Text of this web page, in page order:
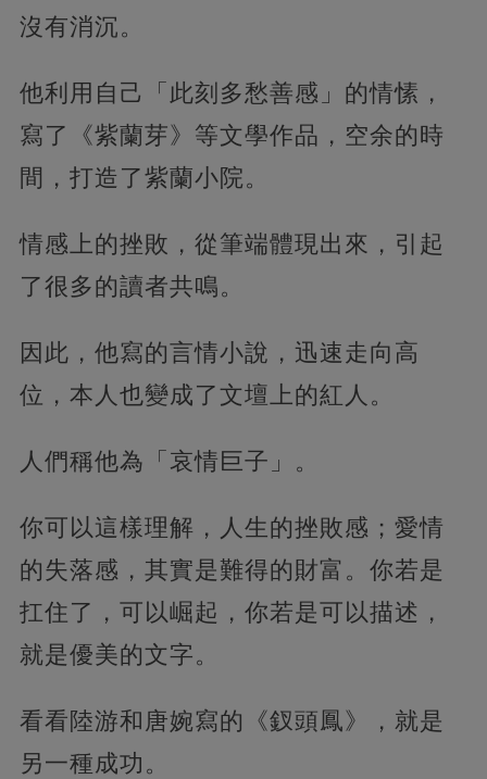
沒有消沉。
他利用自己「此刻多愁善感」的情愫，
寫了《紫蘭芽》等文學作品，空余的時
間，打造了紫蘭小院。
情感上的挫敗，從筆端體現出來，引起
了很多的讀者共鳴。
因此，他寫的言情小說，迅速走向高
位，本人也變成了文壇上的紅人。
人們稱他為「哀情巨子」。
你可以這樣理解，人生的挫敗感；愛情
的失落感，其實是難得的財富。你若是
扛住了，可以崛起，你若是可以描述，
就是優美的文字。
看看陸游和唐婉寫的《釵頭鳳》，就是
另一種成功。